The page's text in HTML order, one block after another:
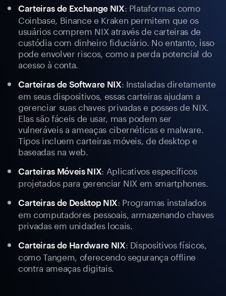
Carteiras de Exchange NIX: Plataformas como
Coinbase, Binance e Kraken permitem que os
usuários comprem NIX através de carteiras de
custódia com dinheiro fiduciário. No entanto, isso
pode envolver riscos, como a perda potencial do
acesso à conta.
Carteiras de Software NIX: Instaladas diretamente
em seus dispositivos, essas carteiras ajudam a
gerenciar suas chaves privadas e posses de NIX.
Elas são fáceis de usar, mas podem ser
vulneráveis a ameaças cibernéticas e malware.
Tipos incluem carteiras móveis, de desktop e
baseadas na web.
Carteiras Móveis NIX: Aplicativos específicos
projetados para gerenciar NIX em smartphones.
Carteiras de Desktop NIX: Programas instalados
em computadores pessoais, armazenando chaves
privadas em unidades locais.
Carteiras de Hardware NIX: Dispositivos físicos,
como Tangem, oferecendo segurança offline
contra ameaças digitais.